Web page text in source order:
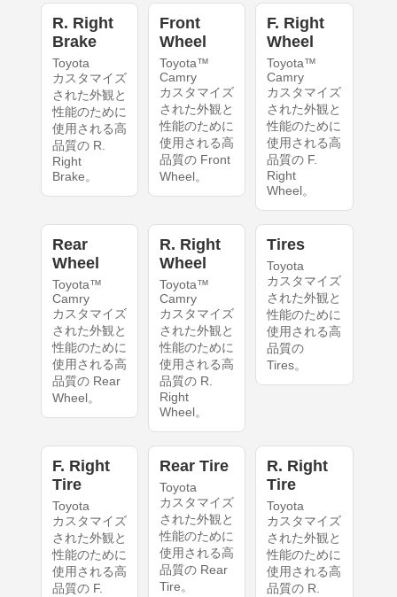
R. Right
Brake
Toyota
カスタマイズ
された外観と
性能のために
使用される高
品質の R.
Right
Brake。
Front
Wheel
Toyota™
Camry
カスタマイズ
された外観と
性能のために
使用される高
品質の Front
Wheel。
F. Right
Wheel
Toyota™
Camry
カスタマイズ
された外観と
性能のために
使用される高
品質の F.
Right
Wheel。
Rear
Wheel
Toyota™
Camry
カスタマイズ
された外観と
性能のために
使用される高
品質の Rear
Wheel。
R. Right
Wheel
Toyota™
Camry
カスタマイズ
された外観と
性能のために
使用される高
品質の R.
Right
Wheel。
Tires
Toyota
カスタマイズ
された外観と
性能のために
使用される高
品質の
Tires。
F. Right
Tire
Toyota
カスタマイズ
された外観と
性能のために
使用される高
品質の F.
Rear Tire
Toyota
カスタマイズ
された外観と
性能のために
使用される高
品質の Rear
Tire。
R. Right
Tire
Toyota
カスタマイズ
された外観と
性能のために
使用される高
品質の R.